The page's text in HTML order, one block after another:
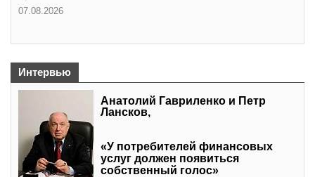
07.08.2026
Интервью
Анатолий Гавриленко и Петр
Лансков,
«У потребителей финансовых
услуг должен появиться
собственный голос»